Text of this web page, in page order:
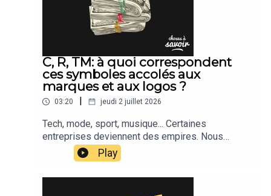
C, R, TM: à quoi correspondent
ces symboles accolés aux
marques et aux logos ?
03:20 | jeudi 2 juillet 2026
Tech, mode, sport, musique... Certaines
entreprises deviennent des empires. Nous
suivons leur actu.
Play